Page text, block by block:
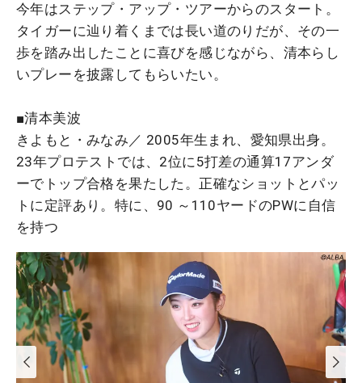
今年はステップ・アップ・ツアーからのスタート。
タイガーに辿り着くまでは長い道のりだが、その一
歩を踏み出したことに喜びを感じながら、清本らし
いプレーを披露してもらいたい。
■清本美波
きよもと・みなみ／ 2005年生まれ、愛知県出身。
23年プロテストでは、2位に5打差の通算17アンダ
ーでトップ合格を果たした。正確なショットとパッ
トに定評あり。特に、90 ～110ヤードのPWに自信
を持つ